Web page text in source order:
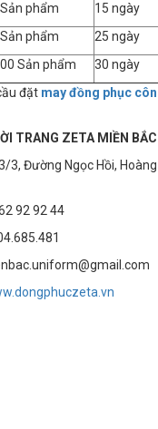
phẩm
15 ngày
phẩm
25 ngày
Sản phẩm
30 ngày
đặt may đồng phục
TRANG ZETA MIỀN BẮC
Ngọc Hồi, Hoàng
92 44